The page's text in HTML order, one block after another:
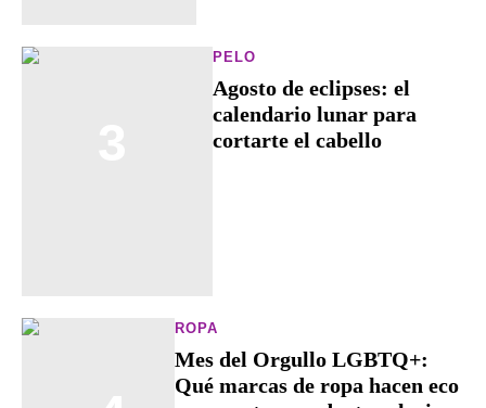
PELO
Agosto de eclipses: el
calendario lunar para
cortarte el cabello
ROPA
Mes del Orgullo LGBTQ+:
Qué marcas de ropa hacen eco